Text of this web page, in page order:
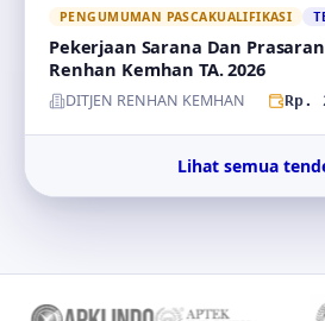
PENGUMUMAN PASCAKUALIFIKASI
Pekerjaan Sarana Dan
Renhan Kemhan TA. 2026
DITJEN RENHAN KEMHAN Rp.
Lihat semua